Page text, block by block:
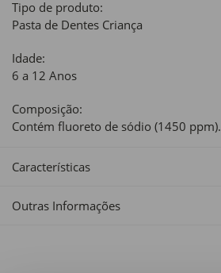
Tipo de produto:
Pasta de Dentes Criança
Idade:
6 a 12 Anos
Composição:
Contém fluoreto de sódio (1450 ppm).
Características
Outras Informações